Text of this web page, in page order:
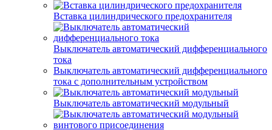
Вставка цилиндрического предохранителя
Выключатель автоматический дифференциального
тока
Выключатель автоматический дифференциального
тока с дополнительным устройством
Выключатель автоматический модульный